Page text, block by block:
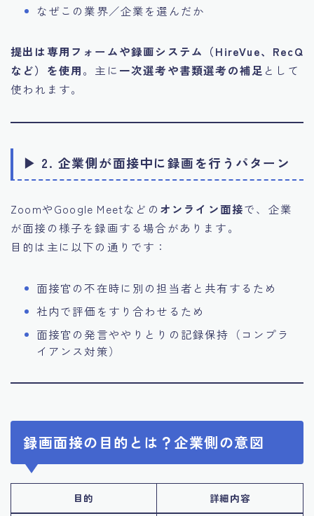
なぜこの業界／企業を選んだか
提出は専用フォームや録画システム（HireVue、RecQ
など）を使用。主に 一次選考や書類選考の補足 として
使われます。
▶ 2. 企業側が面接中に録画を行うパターン
ZoomやGoogle Meetなどの オンライン面接で、企業
が面接の様子を録画する場合があります。
目的は主に以下の通りです：
面接官の不在時に別の担当者と共有するため
社内で評価をすり合わせるため
面接官の発言ややりとりの記録保持（コンプラ
イアンス対策）
録画面接の目的とは？企業側の意図
目的 詳細内容